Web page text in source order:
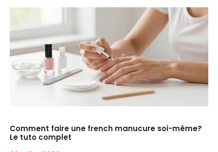
Comment faire une french manucure soi-même?
Le tuto complet